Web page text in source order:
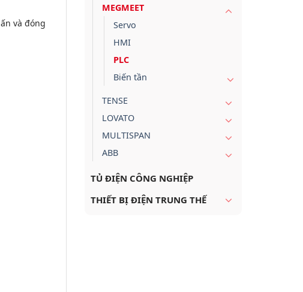
và đóng
MEGMEET
Servo
HMI
PLC
Biến tần
TENSE
LOVATO
MULTISPAN
ABB
TỦ ĐIỆN CÔNG NGHIỆP
THIẾT BỊ ĐIỆN TRUNG THẾ